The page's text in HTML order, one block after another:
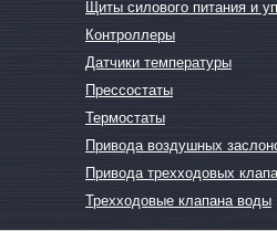
Щиты силового питания и
Контроллеры
Датчики температуры
Прессостаты
Термостаты
Привода воздушных
Привода трехходовых
Трехходовые клапана воды